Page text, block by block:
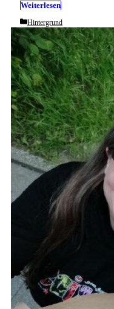
Weiterlesen
Categories
Hintergrund